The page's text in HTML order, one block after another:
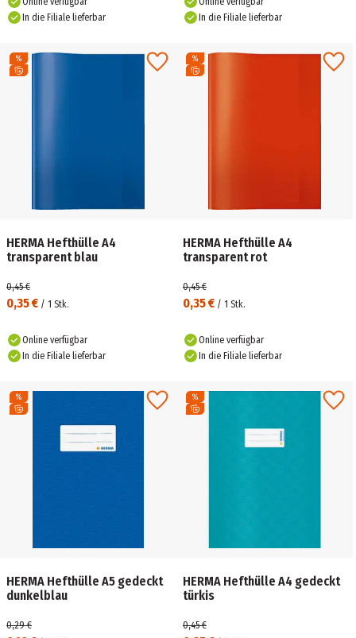
In die Filiale lieferbar
In die Filiale lieferbar
HERMA Hefthülle A4
transparent blau
0,35 € / 1 Stk.
0,45 €
Online verfügbar
In die Filiale lieferbar
HERMA Hefthülle A4
transparent rot
0,35 € / 1 Stk.
0,45 €
Online verfügbar
In die Filiale lieferbar
HERMA Hefthülle A5 gedeckt
dunkelblau
0,29 €
HERMA Hefthülle A4 gedeckt
türkis
0,45 €